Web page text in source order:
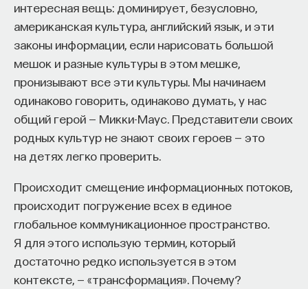
интересная вещь: доминирует, безусловно,
американская культура, английский язык, и эти
законы информации, если нарисовать большой
мешок и разные культуры в этом мешке,
пронизывают все эти культуры. Мы начинаем
одинаково говорить, одинаково думать, у нас
общий герой — Микки-Маус. Представители своих
родных культур не знают своих героев — это
на детях легко проверить.
Происходит смещение информационных потоков,
происходит погружение всех в единое
глобальное коммуникационное пространство.
Я для этого использую термин, который
достаточно редко используется в этом
контексте, — «трансформация». Почему?
была структурна. Сначала геометрия, то есть
планировка с точкой схода на горизонте, затем
превращение геометрической перспективы
в структуру, в архитектурное построение.
Дальше это архитектурно организованное
пространство с улицами города, площадями или
интерьером заполнялось объемными телами.
И очень отчетливо разделялось и это пустое,
геометрически построенное пространство,
Что сделал Леонардо? Он перевел живопись
из структурного состояния в состояние
оптическое. Мы это видим уже по ранней его
работе «Благовещение» 1474 года. Что значит
оптическое? Главные оптические ценности — это